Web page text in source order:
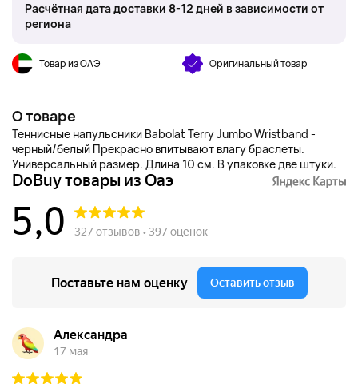
Расчётная дата доставки 8-12 дней в зависимости от
региона
Товар из ОАЭ Оригинальный товар
О товаре
Теннисные напульсники Babolat Terry Jumbo Wristband -
черный/белый Прекрасно впитывают влагу браслеты.
Универсальный размер. Длина 10 см. В упаковке две штуки.